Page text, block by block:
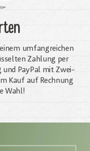
umfangreichen
Zahlung per
PayPal mit Zwei-
Kauf auf Rechnung
Wahl!